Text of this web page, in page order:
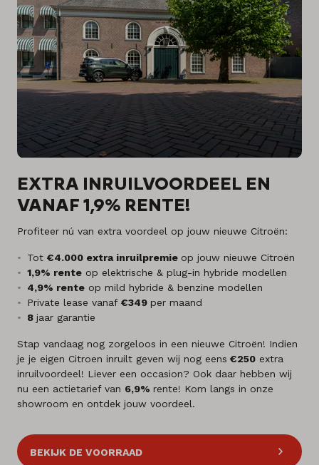
EXTRA INRUILVOORDEEL EN
VANAF 1,9% RENTE!
Profiteer nú van extra voordeel op jouw nieuwe Citroën:
Tot €4.000 extra inruilpremie op jouw nieuwe Citroën
1,9% rente op elektrische & plug-in hybride modellen
4,9% rente op mild hybride & benzine modellen
Private lease vanaf €349 per maand
8 jaar garantie
Stap vandaag nog zorgeloos in een nieuwe Citroën! Indien
je je eigen Citroen inruilt geven wij nog eens €250 extra
inruilvoordeel! Liever een occasion? Ook daar hebben wij
nu een actietarief van 6,9% rente! Kom langs in onze
showroom en ontdek jouw voordeel.
BEKIJK DE VOORRAAD